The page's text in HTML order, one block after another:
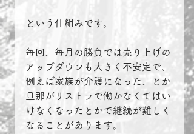
という仕組みです。
毎回、毎月の勝負では売り上げの
アップダウンも大きく不安定で、
例えば家族が介護になった、とか
旦那がリストラで働かなくてはい
けなくなったとかで継続が難しく
なることがあります。